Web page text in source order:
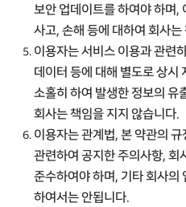
보안 업데이트를 하여야 하며,
사고, 손해 등에 대하여 회사
이용자는 서비스 이용과 관련
데이터 등에 대해 별도로 상시
소홀히 하여 발생한 정보의 유
회사는 책임을 지지 않습니다.
이용자는 관계법, 본 약관의
관련하여 공지한 주의사항, 회
준수하여야 하며, 기타 회사의
하여서는 안됩니다.